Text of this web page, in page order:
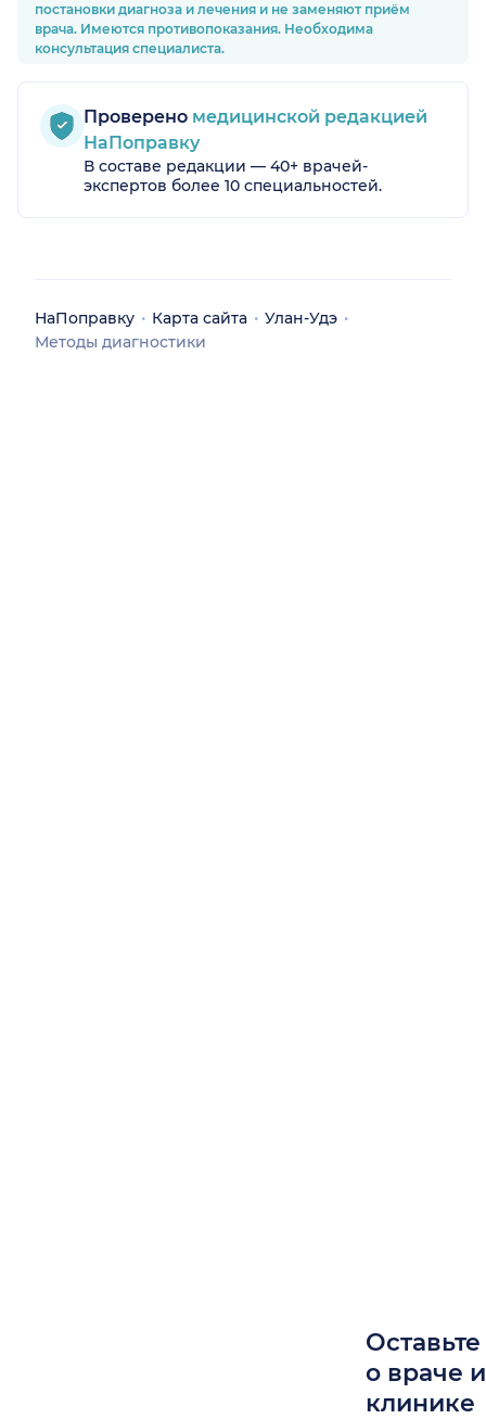
постановки диагноза и лечения и не заменяют приём
врача. Имеются противопоказания. Необходима
консультация специалиста.
Проверено медицинской редакцией
НаПоправку
В составе редакции — 40+ врачей-
экспертов более 10 специальностей.
НаПоправку Карта сайта
Улан-Удэ
Методы диагностики
о враче
клинике